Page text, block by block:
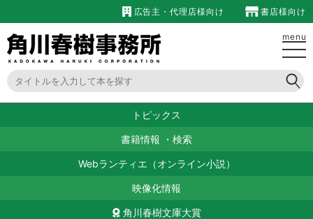
広告主・代理店様向け 書店様向け
menu
トピックス
書籍情報 ・ 検索
Webランティエ（オンライン小説）
映像化情報
角川春樹文庫大賞